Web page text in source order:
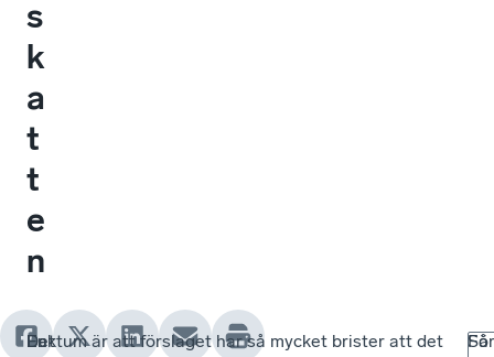
s
k
a
t
t
e
n
IEn
Det
Faktum är att förslaget har så mycket brister att det
Så